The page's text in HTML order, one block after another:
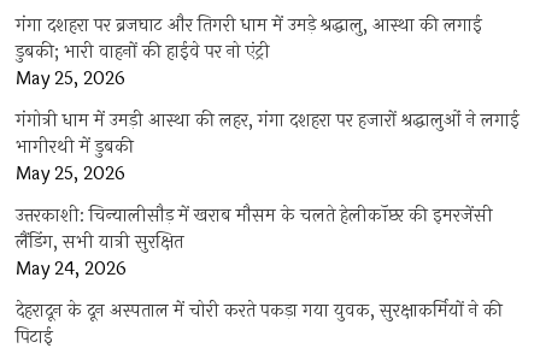
गंगा दशहरा पर ब्रजघाट और तिगरी धाम में उमड़े श्रद्धालु, आस्था की लगाई
डुबकी; भारी वाहनों की हाईवे पर नो एंट्री
May 25, 2026
गंगोत्री धाम में उमड़ी आस्था की लहर, गंगा दशहरा पर हजारों श्रद्धालुओं ने लगाई
भागीरथी में डुबकी
May 25, 2026
उत्तरकाशी: चिन्यालीसौड़ में खराब मौसम के चलते हेलीकॉप्टर की इमरजेंसी
लैंडिंग, सभी यात्री सुरक्षित
May 24, 2026
देहरादून के दून अस्पताल में चोरी करते पकड़ा गया युवक, सुरक्षाकर्मियों ने की
पिटाई